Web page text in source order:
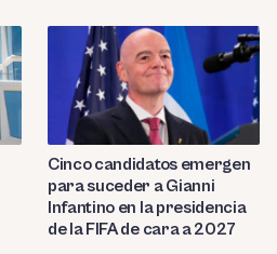
Cinco candidatos emergen
para suceder a Gianni
Infantino en la presidencia
de la FIFA de cara a 2027